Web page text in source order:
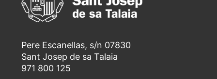
Pere Escanellas, s/n 07830
Sant Josep de sa Talaia
971 800 125